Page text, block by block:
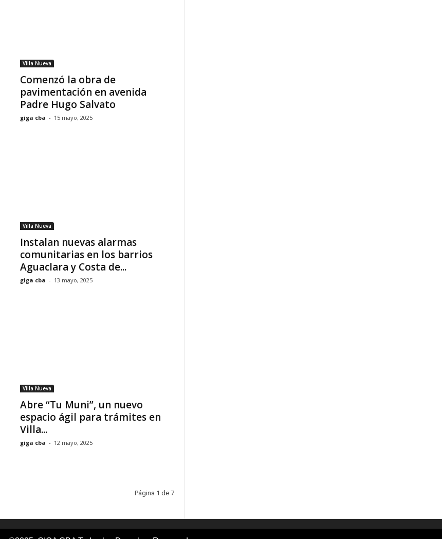
Villa Nueva
Comenzó la obra de
pavimentación en avenida
Padre Hugo Salvato
giga cba - 15 mayo, 2025
Villa Nueva
Instalan nuevas alarmas
comunitarias en los barrios
Aguaclara y Costa de...
giga cba - 13 mayo, 2025
Villa Nueva
Abre “Tu Muni”, un nuevo
espacio ágil para trámites en
Villa...
giga cba - 12 mayo, 2025
Página 1 de 7